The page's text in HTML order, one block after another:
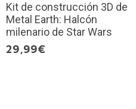
Kit de construcción 3D de
Metal Earth: Halcón
milenario de Star Wars
29,99€